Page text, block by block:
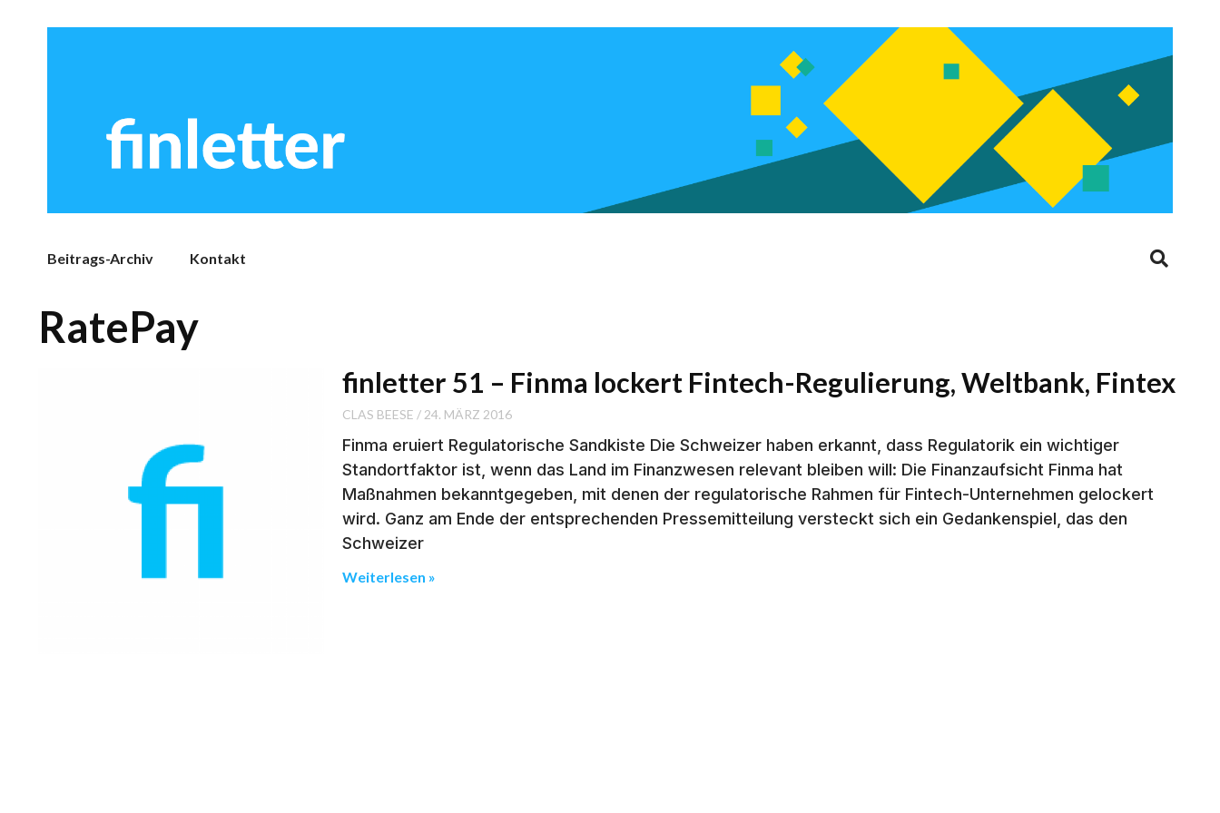
Beitrags-Archiv Kontakt
RatePay
finletter 51 – Finma lockert Fintech-Regulierung, Weltbank, Fintex
CLAS BEESE 24. MÄRZ 2016
Finma eruiert Regulatorische Sandkiste Die Schweizer haben erkannt, dass Regulatorik ein wichtiger
Standortfaktor ist, wenn das Land im Finanzwesen relevant bleiben will: Die Finanzaufsicht Finma hat
Maßnahmen bekanntgegeben, mit denen der regulatorische Rahmen für Fintech-Unternehmen gelockert
wird. Ganz am Ende der entsprechenden Pressemitteilung versteckt sich ein Gedankenspiel, das den
Schweizer
Weiterlesen »